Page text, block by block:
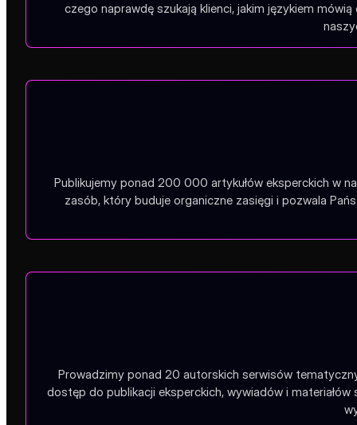
czego naprawdę szukają klienci, jakim językiem
Publikujemy ponad 200 000 artykułów eksperckich w
zasób, który buduje organiczne zasięgi i pozwala
Prowadzimy ponad 20 autorskich serwisów
dostęp do publikacji eksperckich, wywiadów i